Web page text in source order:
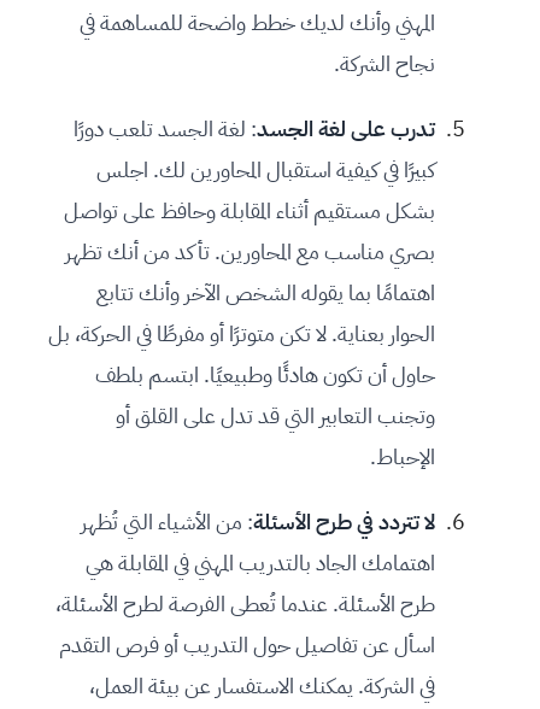
المهني وأنك لديك خطط واضحة للمساهمة في
نجاح الشركة.
تدرب على لغة الجسد: لغة الجسد تلعب دورًا
كبيرًا في كيفية استقبال المحاورين لك. اجلس
بشكل مستقيم أثناء المقابلة وحافظ على تواصل
بصري مناسب مع المحاورين. تأكد من أنك تظهر
اهتمامًا بما يقوله الشخص الآخر وأنك تتابع
الحوار بعناية. لا تكن متوترًا أو مفرطًا في الحركة، بل
حاول أن تكون هادئًا وطبيعيًا. ابتسم بلطف
وتجنب التعابير التي قد تدل على القلق أو
الإحباط.
لا تتردد في طرح الأسئلة: من الأشياء التي تُظهر
اهتمامك الجاد بالتدريب المهني في المقابلة هي
طرح الأسئلة. عندما تُعطى الفرصة لطرح الأسئلة،
اسأل عن تفاصيل حول التدريب أو فرص التقدم
في الشركة. يمكنك الاستفسار عن بيئة العمل،